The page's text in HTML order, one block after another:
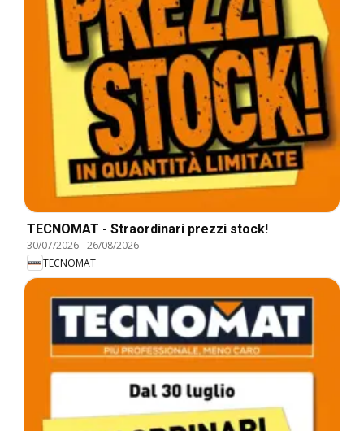
TECNOMAT - Straordinari prezzi stock!
30/07/2026-26/08/2026
TECNOMAT